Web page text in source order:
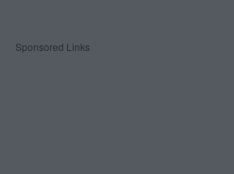
Sponsored Links